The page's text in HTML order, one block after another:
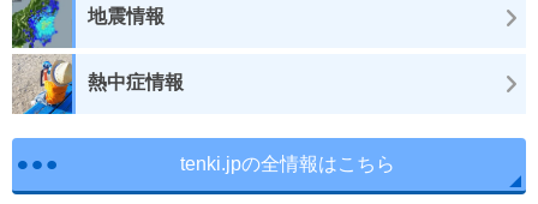
地震情報
熱中症情報
tenki.jpの全情報はこちら